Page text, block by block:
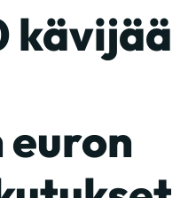
kävijää